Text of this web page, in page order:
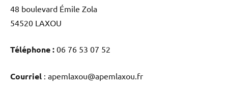
48 boulevard Émile Zola
54520 LAXOU
Téléphone : 06 76 53 07 52
Courriel : apemlaxou@apemlaxou.fr